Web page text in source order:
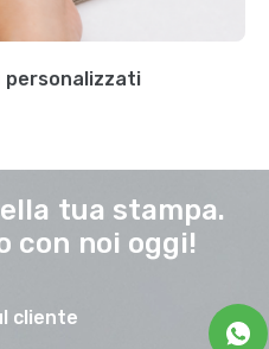
personalizzati
tua stampa.
con noi oggi!
cliente